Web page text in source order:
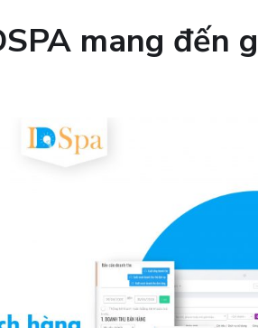
mang đến